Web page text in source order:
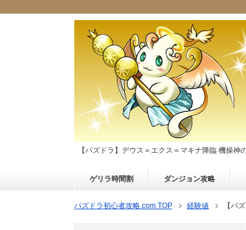
【パズドラ】デウス＝エクス＝マキナ降臨 機操神
ゲリラ時間割 ダンジョン攻略
パズドラ初心者攻略.com TOP 経験値 【パ